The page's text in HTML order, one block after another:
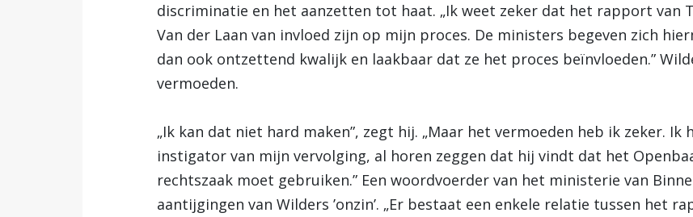
discriminatie en het aanzetten tot haat. „Ik weet zeker dat het rapport van
Van der Laan van invloed zijn op mijn proces. De ministers begeven zich
dan ook ontzettend kwalijk en laakbaar dat ze het proces beïnvloeden.”
vermoeden.
„Ik kan dat niet hard maken”, zegt hij. „Maar het vermoeden heb ik zeker. Ik
instigator van mijn vervolging, al horen zeggen dat hij vindt dat het
rechtszaak moet gebruiken.” Een woordvoerder van het ministerie van
aantijgingen van Wilders ’onzin’. „Er bestaat een enkele relatie tussen het